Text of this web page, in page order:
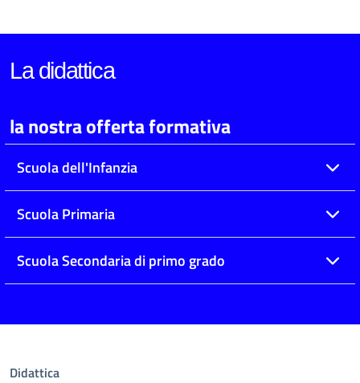
La didattica
la nostra offerta formativa
Scuola dell'Infanzia
Scuola Primaria
Scuola Secondaria di primo grado
Didattica